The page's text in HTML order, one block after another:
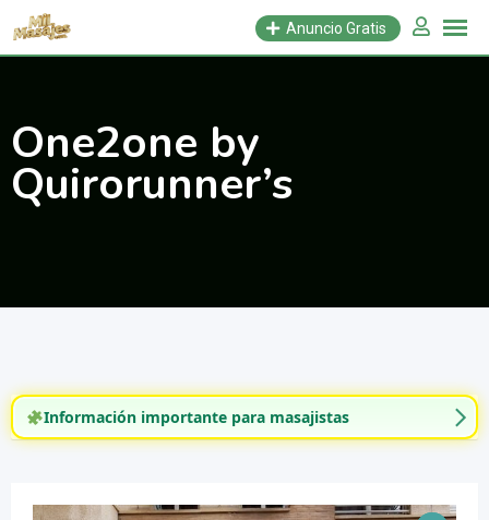
Saltar
Anuncio Gratis
One2one by
Quirorunner’s
Información importante para masajistas